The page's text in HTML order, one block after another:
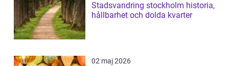
Stadsvandring stockholm historia,
hållbarhet och dolda kvarter
02 maj 2026